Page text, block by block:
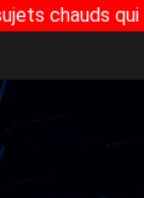
chauds